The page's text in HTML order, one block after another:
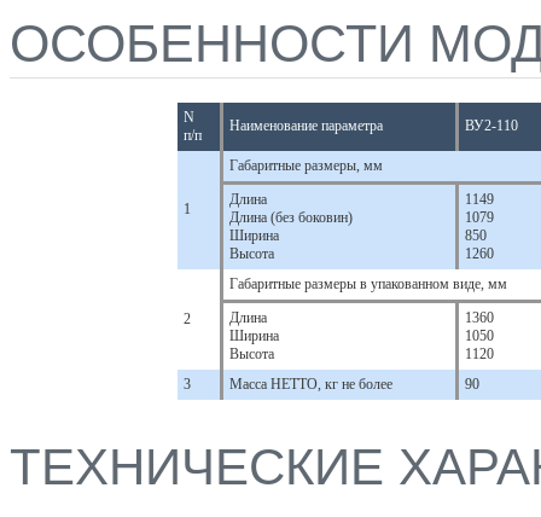
ОСОБЕННОСТИ
N
п/п
Наименование параметра ВУ2-110
1
Габаритные размеры, мм
Длина
Длина (без боковин)
Ширина
Высота
1149
1079
850
1260
2
Габаритные размеры в упакованном виде, мм
Длина
Ширина
Высота
1360
1050
1120
3
Масса НЕТТО, кг не более 90
ТЕХНИЧЕСКИЕ